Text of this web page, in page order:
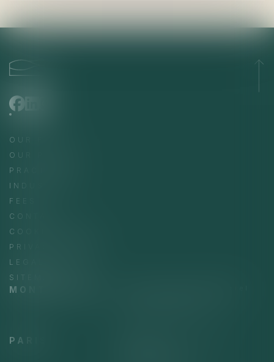
OUR FIRM
OUR PEOPLE
PRACTICES
INDUSTRIES
FEES
CONTACT
COOKIE POLICY
PRIVACY POLICY
LEGAL NOTICE
SITEMAP
MONTPELLIER
PARIS